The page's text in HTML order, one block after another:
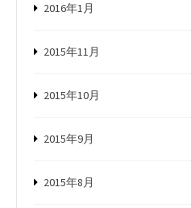
2016年1月
2015年11月
2015年10月
2015年9月
2015年8月